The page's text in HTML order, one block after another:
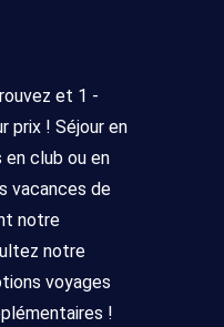
et 1 -
prix ! Séjour en
club ou en
vacances de
notre
notre
voyages
!